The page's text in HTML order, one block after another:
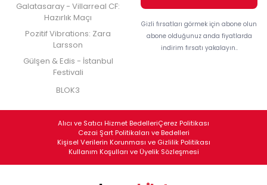
Galatasaray - Villarreal CF:
Hazırlık Maçı
Pozitif Vibrations: Zara
Larsson
Gülşen & Edis - İstanbul
Festivali
BLOK3
Gizli fırsatları görmek için abone olun
abone olduğunuz anda fiyatlarda
indirim fırsatı yakalayın..
Alıcı ve Satıcı Hizmet BedelleriÇerez Politikası
Cezai Şart Politikaları ve Bedelleri
Kişisel Verilerin Korunması ve Gizlilik Politikası
Kullanım Koşulları ve Üyelik Sözleşmesi